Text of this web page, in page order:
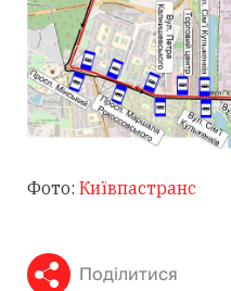
Фото: Київпастранс
Поділитися